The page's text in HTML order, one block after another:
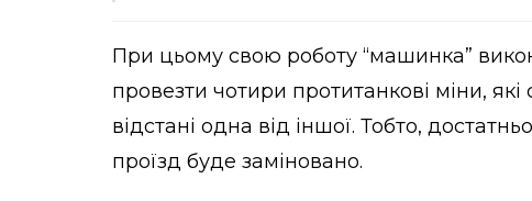
При цьому свою роботу “машинка”
провезти чотири протитанкові міни,
відстані одна від іншої. Тобто,
проїзд буде заміновано.